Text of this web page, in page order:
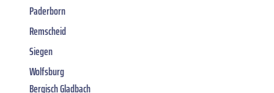
Paderborn
Remscheid
Siegen
Wolfsburg
Bergisch Gladbach